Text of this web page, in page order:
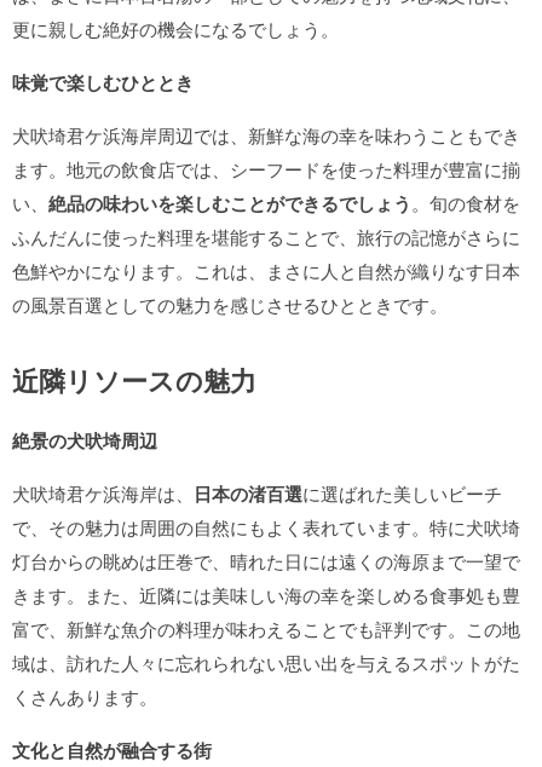
更に親しむ絶好の機会になるでしょう。
味覚で楽しむひととき
犬吠埼君ケ浜海岸周辺では、新鮮な海の幸を味わうこともでき
ます。地元の飲食店では、シーフードを使った料理が豊富に揃
い、 絶品の味わいを楽しむことができるでしょう 。旬の食材を
ふんだんに使った料理を堪能することで、旅行の記憶がさらに
色鮮やかになります。これは、まさに人と自然が織りなす日本
の風景百選としての魅力を感じさせるひとときです。
近隣リソースの魅力
絶景の犬吠埼周辺
犬吠埼君ケ浜海岸は、 日本の渚百選に選ばれた美しいビーチ
で、その魅力は周囲の自然にもよく表れています。特に犬吠埼
灯台からの眺めは圧巻で、晴れた日には遠くの海原まで一望で
きます。また、近隣には美味しい海の幸を楽しめる食事処も豊
富で、新鮮な魚介の料理が味わえることでも評判です。この地
域は、訪れた人々に忘れられない思い出を与えるスポットがた
くさんあります。
文化と自然が融合する街